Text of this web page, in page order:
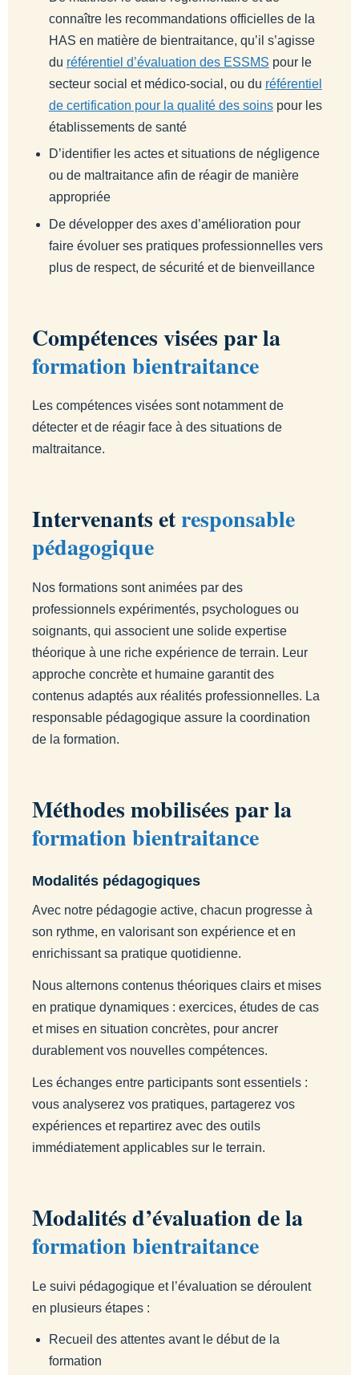
connaître les recommandations officielles de la
HAS en matière de bientraitance, qu’il s’agisse
du référentiel d’évaluation des ESSMS pour le
secteur social et médico-social, ou du référentiel
de certification pour la qualité des soinspour les
établissements de santé
D’identifier les actes et situations de négligence
ou de maltraitance afin de réagir de manière
appropriée
De développer des axes d’amélioration pour
faire évoluer ses pratiques professionnelles vers
plus de respect, de sécurité et de bienveillance
Compétences visées par la
formation bientraitance
Les compétences visées sont notamment de
détecter et de réagir face à des situations de
maltraitance.
Intervenants etresponsable
pédagogique
Nos formations sont animées par des
professionnels expérimentés, psychologues ou
soignants, qui associent une solide expertise
théorique à une riche expérience de terrain. Leur
approche concrète et humaine garantit des
contenus adaptés aux réalités professionnelles. La
responsable pédagogique assure la coordination
de la formation.
Méthodes mobilisées par la
formation bientraitance
Modalités pédagogiques
Avec notre pédagogie active, chacun progresse à
son rythme, en valorisant son expérience et en
enrichissant sa pratique quotidienne.
Nous alternons contenus théoriques clairs et mises
en pratique dynamiques : exercices, études de cas
et mises en situation concrètes, pour ancrer
durablement vos nouvelles compétences.
Les échanges entre participants sont essentiels :
vous analyserez vos pratiques, partagerez vos
expériences et repartirez avec des outils
immédiatement applicables sur le terrain.
Modalités d’évaluation de la
formation bientraitance
Le suivi pédagogique et l’évaluation se déroulent
en plusieurs étapes :
Recueil des attentes avant le début de la
formation